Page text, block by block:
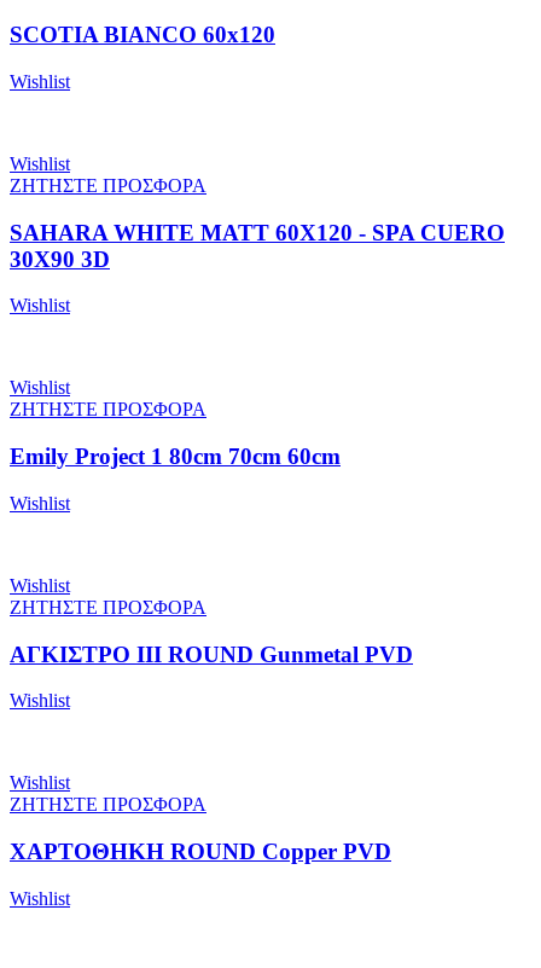
SCOTIA BIANCO 60x120
Wishlist
Wishlist
ΖΗΤΗΣΤΕ ΠΡΟΣΦΟΡΑ
SAHARA WHITE MATT 60X120 - SPA CUERO
30X90 3D
Wishlist
Wishlist
ΖΗΤΗΣΤΕ ΠΡΟΣΦΟΡΑ
Emily Project 1 80cm 70cm 60cm
Wishlist
Wishlist
ΖΗΤΗΣΤΕ ΠΡΟΣΦΟΡΑ
ΑΓΚΙΣΤΡΟ III ROUND Gunmetal PVD
Wishlist
Wishlist
ΖΗΤΗΣΤΕ ΠΡΟΣΦΟΡΑ
ΧΑΡΤΟΘΗΚΗ ROUND Copper PVD
Wishlist